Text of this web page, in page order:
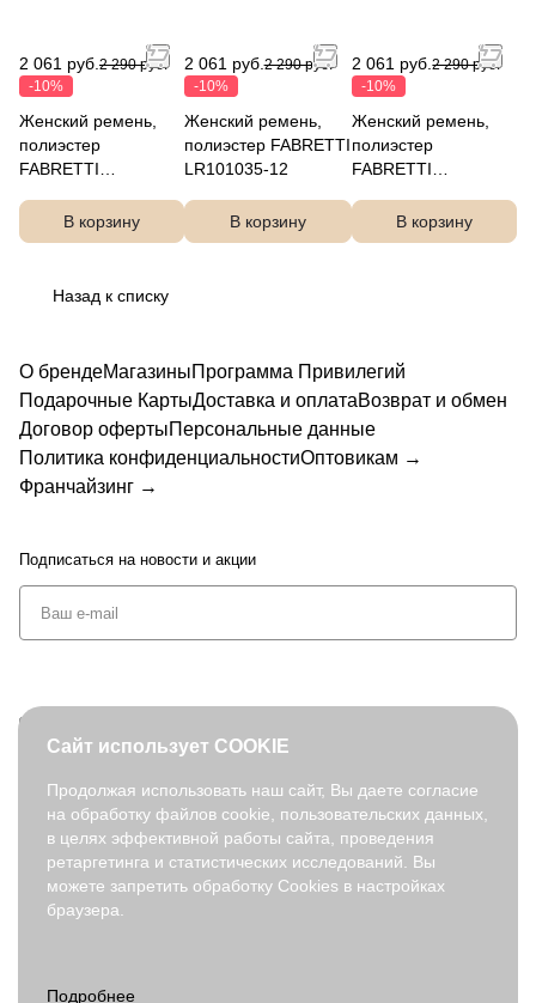
2 061 руб. 2 290 руб.
-10%
Женский ремень,
полиэстер
FABRETTI
В корзину
2 061 руб.2 290 руб.
-10%
Женский ремень,
полиэстер FABRETTI
LR101035-12
В корзину
2 061 руб.2 290 руб.
-10%
Женский ремень,
полиэстер
FABRETTI
В корзину
Назад к списку
О брендеМагазиныПрограмма Привилегий
Подарочные КартыДоставка и оплатаВозврат и обмен
Договор офертыПерсональные данные
Политика конфиденциальностиОптовикам →
Франчайзинг →
Подписаться на новости и акции
© 2026. fabretti.ru. Все права защищены
На информационном ресурсе применяются
рекомендательные
технологии .
Все ресурсы сайта fabretti.ru, включая (но не ограничиваясь)
Сайт использует COOKIE
Продолжая использовать наш сайт, Вы даете согласие
на обработку файлов cookie, пользовательских данных,
в целях эффективной работы сайта, проведения
ретаргетинга и статистических исследований. Вы
можете запретить обработку Cookies в настройках
браузера.